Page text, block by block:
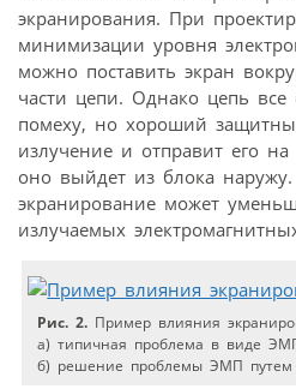
экранирования. При
минимизации уровня
можно поставить экран
части цепи. Однако цепь
помеху, но хороший
излучение и отправит его
оно выйдет из блока
экранирование может
излучаемых
Рис. 2. Пример влияния
а) типичная проблема в виде
б) решение проблемы ЭМП путем